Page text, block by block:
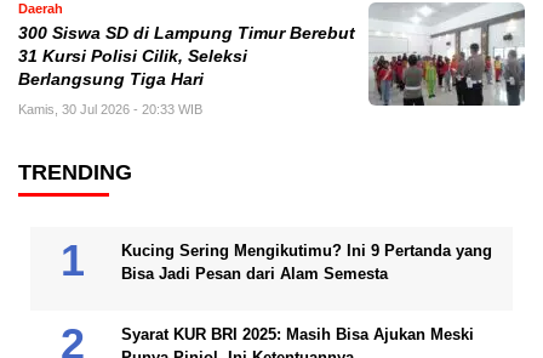
Daerah
300 Siswa SD di Lampung Timur Berebut
31 Kursi Polisi Cilik, Seleksi
Berlangsung Tiga Hari
Kamis, 30 Jul 2026 - 20:33 WIB
TRENDING
Kucing Sering Mengikutimu? Ini 9 Pertanda yang
Bisa Jadi Pesan dari Alam Semesta
Syarat KUR BRI 2025: Masih Bisa Ajukan Meski